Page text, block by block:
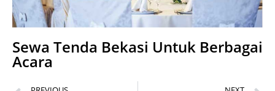
Sewa Tenda Bekasi Untuk Berbagai
Acara